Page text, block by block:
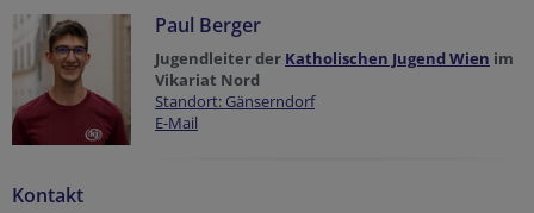
Paul Berger
Jugendleiter der Katholischen Jugend Wien im
Vikariat Nord
Standort: Gänserndorf
E-Mail
Kontakt